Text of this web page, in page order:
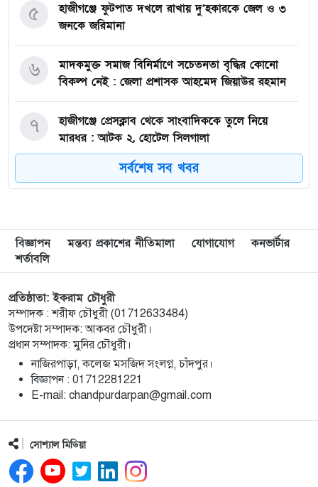
হাজীগঞ্জে ফুটপাত দখলে রাখায় দু’হকারকে জেল ও ৩
জনকে জরিমানা
৫
মাদকমুক্ত সমাজ বিনির্মাণে সচেতনতা বৃদ্ধির কোনো
বিকল্প নেই : জেলা প্রশাসক আহমেদ জিয়াউর রহমান
৬
হাজীগঞ্জে প্রেসক্লাব থেকে সাংবাদিককে তুলে নিয়ে
মারধর : আটক ২, হোটেল সিলগালা
৭
মতলব উত্তরে কালাম এন্টারপ্রাইজের মালিককে ২৫
হাজার টাকা জরিমানা
৮
মেরিল প্রথম আলো সমালোচক পুরস্কার ২০২৫ : সেরা
অভিনেতার চূড়ান্ত মনোনয়নে জায়গা করে নিলেন
৯
চাঁদপুরে জাতীয় বিজ্ঞান ও প্রযুক্তি সপ্তাহ উদযাপনের
লক্ষে প্রস্তুতিমূলক সভা
১০
বাংলা নববর্ষ আমাদের বাঙালি সংস্কৃতি ও ঐতিহ্যের
প্রাণের উৎসব : চাঁদপুর জেলা প্রশাসক
১১
চাঁদপুর শহরের হাসান আলী উচ্চ বিদ্যালয় মাঠ সংরক্ষণ
ও উন্নয়নে ৩৫ লাখ টাকার কাজ শুরু
১২
মতলব উত্তরে প্রেমিকের বাড়িতে বিয়ের দাবিতে
১৩
সর্বশেষ সব খবর
বিজ্ঞাপন মন্তব্য প্রকাশের নীতিমালা যোগাযোগ
কনভার্টার
শর্তাবলি
প্রতিষ্ঠাতা: ইকরাম চৌধুরী
সম্পাদক : শরীফ চৌধুরী (01712633484)
উপদেষ্টা সম্পাদক: আকবর চৌধুরী।
প্রধান সম্পাদক: মুনির চৌধুরী।
নাজিরপাড়া, কলেজ মসজিদ সংলগ্ন, চাঁদপুর।
‎বিজ্ঞাপন : 01712281221
‎E-mail: chandpurdarpan@gmail.com
সোশ্যাল মিডিয়া